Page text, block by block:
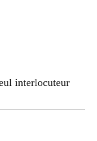
interlocuteur